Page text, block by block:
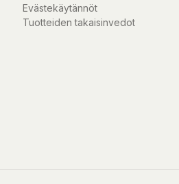
Evästekäytännöt
Tuotteiden takaisinvedot